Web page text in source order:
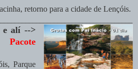
retorno para a cidade de Lençóis.
e alí -->
Pacote
Parque